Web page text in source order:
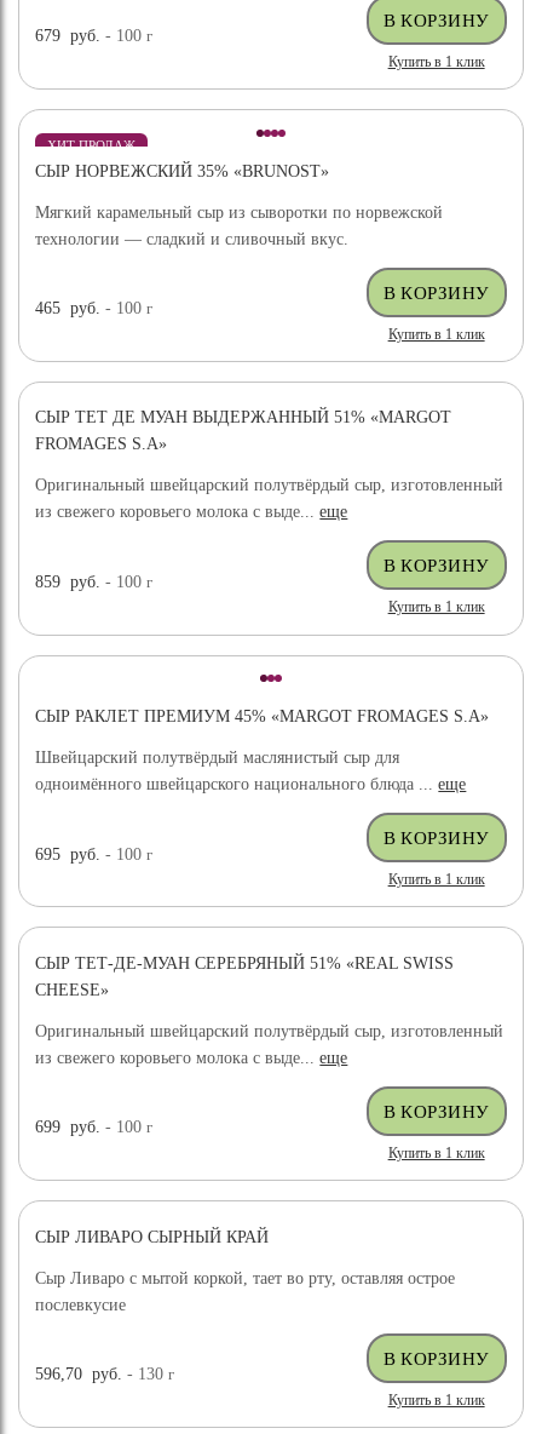
679 руб. - 100г
Купить в 1 клик
ХИТ ПРОДАЖ
СЫР НОРВЕЖСКИЙ 35% «BRUNOST»
Мягкий карамельный сыр из сыворотки по норвежской
технологии — сладкий и сливочный вкус.
465 руб. - 100г
Купить в 1 клик
СЫР ТЕТ ДЕ МУАН ВЫДЕРЖАННЫЙ 51% «MARGOT
FROMAGES S.A»
Оригинальный швейцарский полутвёрдый сыр, изготовленный
из свежего коровьего молока с выде...еще
859 руб. - 100г
Купить в 1 клик
СЫР РАКЛЕТ ПРЕМИУМ 45% «MARGOT FROMAGES S.A»
Швейцарский полутвёрдый маслянистый сыр для
одноимённого швейцарского национального блюда ...еще
695 руб. - 100г
Купить в 1 клик
СЫР ТЕТ-ДЕ-МУАН СЕРЕБРЯНЫЙ 51% «REAL SWISS
CHEESE»
Оригинальный швейцарский полутвёрдый сыр, изготовленный
из свежего коровьего молока с выде...еще
699 руб. - 100г
Купить в 1 клик
СЫР ЛИВАРО СЫРНЫЙ КРАЙ
Сыр Ливаро с мытой коркой, тает во рту, оставляя острое
послевкусие
596,70 руб. - 130г
Купить в 1 клик